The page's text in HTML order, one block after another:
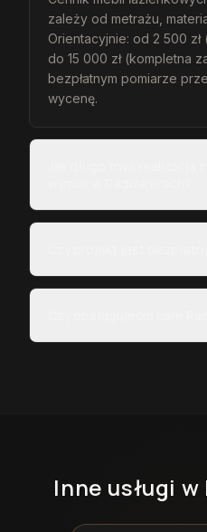
zależy od metrażu,
Orientacyjnie: od 2 500
do 15 000 zł (kompletna
bezpłatnym pomiarze
wycenę.
Inne usługi w